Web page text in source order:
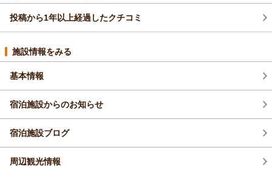
お気に召していただいたご様子で何よりでございます。
今後もより一層お客様にご満足いただけるよう、スタッフ一同
努めて参ります。
投稿から1年以上経過したクチコミ
施設情報をみる
基本情報
宿泊施設からのお知らせ
宿泊施設ブログ
周辺観光情報